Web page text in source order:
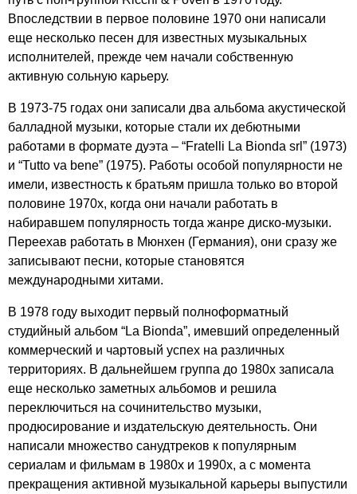
Впоследствии в первое половине 1970 они написали
еще несколько песен для известных музыкальных
исполнителей, прежде чем начали собственную
активную сольную карьеру.
В 1973-75 годах они записали два альбома акустической
балладной музыки, которые стали их дебютными
работами в формате дуэта – “Fratelli La Bionda srl ” (1973)
и “Tutto va bene” (1975). Работы особой популярности не
имели, известность к братьям пришла только во второй
половине 1970х, когда они начали работать в
набиравшем популярность тогда жанре диско-музыки.
Переехав работать в Мюнхен (Германия), они сразу же
записывают песни, которые становятся
международными хитами.
В 1978 году выходит первый полноформатный
студийный альбом “La Bionda”, имевший определенный
коммерческий и чартовый успех на различных
территориях. В дальнейшем группа до 1980х записала
еще несколько заметных альбомов и решила
переключиться на сочинительство музыки,
продюсирование и издательскую деятельность. Они
написали множество санудтреков к популярным
сериалам и фильмам в 1980х и 1990х, а с момента
прекращения активной музыкальной карьеры выпустили